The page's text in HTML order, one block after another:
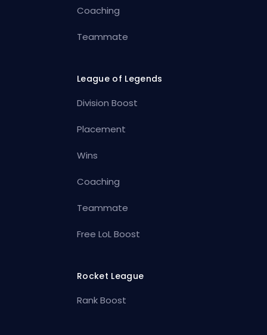
Coaching
Teammate
League of Legends
Division Boost
Placement
Wins
Coaching
Teammate
Free LoL Boost
Rocket League
Rank Boost